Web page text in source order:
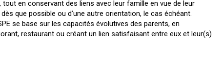
tout en conservant des liens avec leur famille en vue de leur
que possible ou d’une autre orientation, le cas échéant.
se base sur les capacités évolutives des parents, en
restaurant ou créant un lien satisfaisant entre eux et leur(s)